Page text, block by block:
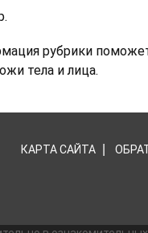
рубрики
тела и лица.
КАРТА САЙТА